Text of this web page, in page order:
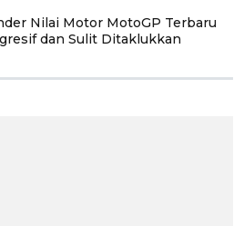
Nilai Motor MotoGP Terbaru
dan Sulit Ditaklukkan